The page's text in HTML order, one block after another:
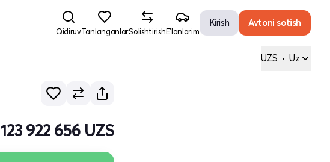
QidiruvTanlanganlarSolishtirishE'lonlarim
Kirish Avtoni sotish
UZS • Uz
123 922 656 UZS